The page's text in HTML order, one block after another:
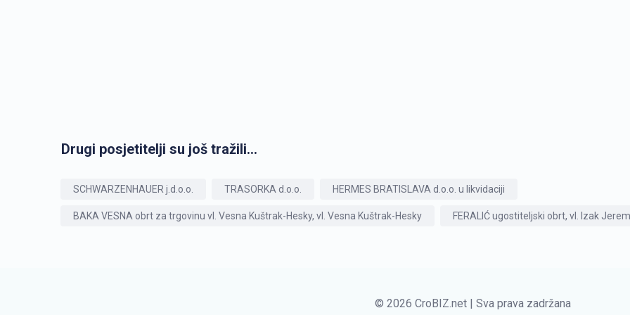
Drugi posjetitelji su još tražili...
SCHWARZENHAUER j.d.o.o. TRASORKA d.o.o. HERMES BRATISLAVA d.o.o. u likvidaciji
BAKA VESNA obrt za trgovinu vl. Vesna Kuštrak-Hesky, vl. Vesna Kuštrak-Hesky FERALIĆ ugostiteljski obrt, vl. Izak
© 2026 CroBIZ.net | Sva prava zadržana